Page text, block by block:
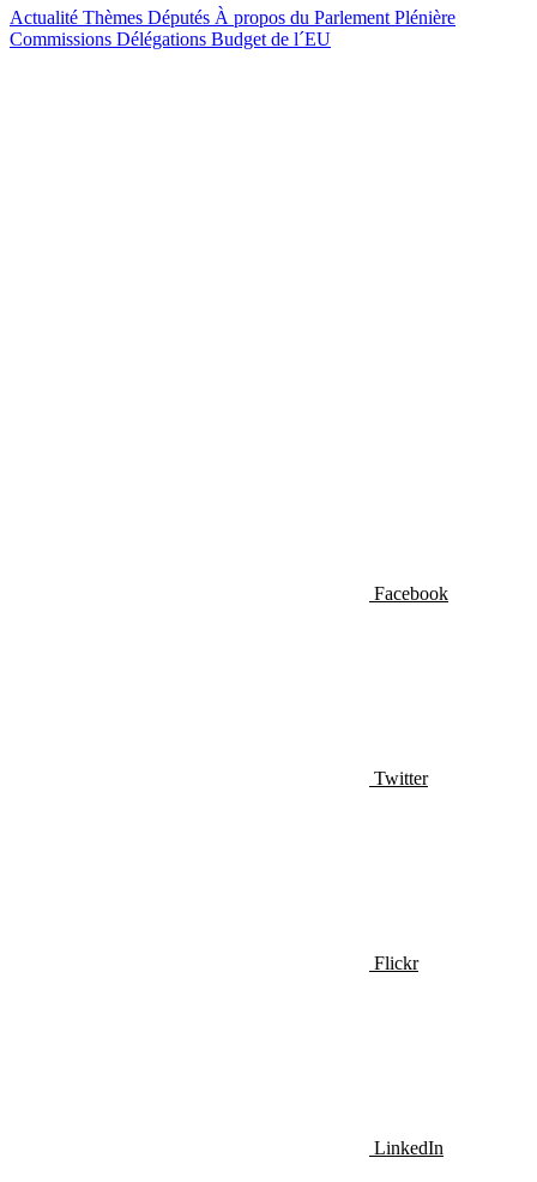
Actualité Thèmes Députés À propos du Parlement Plénière
Commissions Délégations Budget de l´EU
Facebook
Twitter
Flickr
LinkedIn